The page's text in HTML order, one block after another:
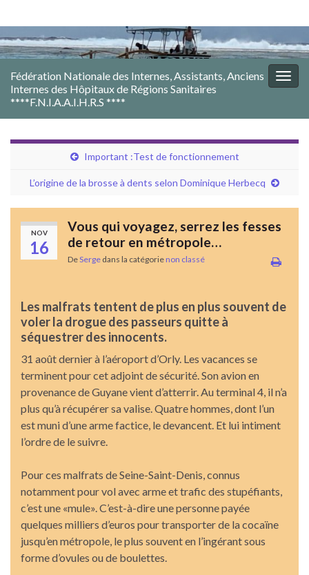
Fédération Nationale des Internes, Assistants, Anciens
Internes des Hôpitaux de Régions Sanitaires
****F.N.I.A.A.I.H.R.S ****
Important :Test de fonctionnement
L’origine de la brosse à dents selon Dominique Herbecq
NOV
16
Vous qui voyagez, serrez les fesses
de retour en métropole…
DeSerge dans la catégorie non classé
Les malfrats tentent de plus en plus souvent de
voler la drogue des passeurs quitte à
séquestrer des innocents.
31 août dernier à l’aéroport d’Orly. Les vacances se
terminent pour cet adjoint de sécurité. Son avion en
provenance de Guyane vient d’atterrir. Au terminal 4, il n’a
plus qu’à récupérer sa valise. Quatre hommes, dont l’un
est muni d’une arme factice, le devancent. Et lui intiment
l’ordre de le suivre.
Pour ces malfrats de Seine-Saint-Denis, connus
notamment pour vol avec arme et trafic des stupéfiants,
c’est une «mule». C’est-à-dire une personne payée
quelques milliers d’euros pour transporter de la cocaïne
jusqu’en métropole, le plus souvent en l’ingérant sous
forme d’ovules ou de boulettes.